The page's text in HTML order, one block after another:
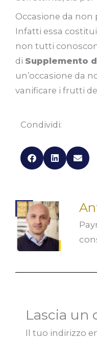
Occasione da non
Infatti essa
non tutti
di Supplemento
un’occasione da
vanificare i frutti
Condividi:
Lascia un
Il tuo indirizzo